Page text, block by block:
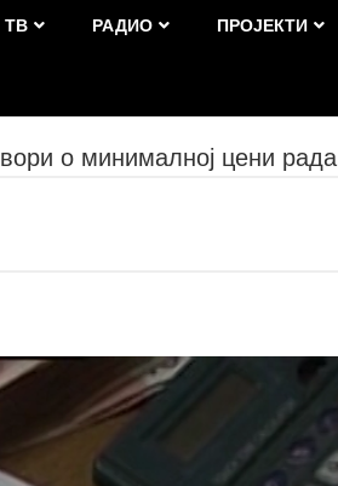
ТВ РАДИО ПРОЈЕКТИ
о минималној цени рада